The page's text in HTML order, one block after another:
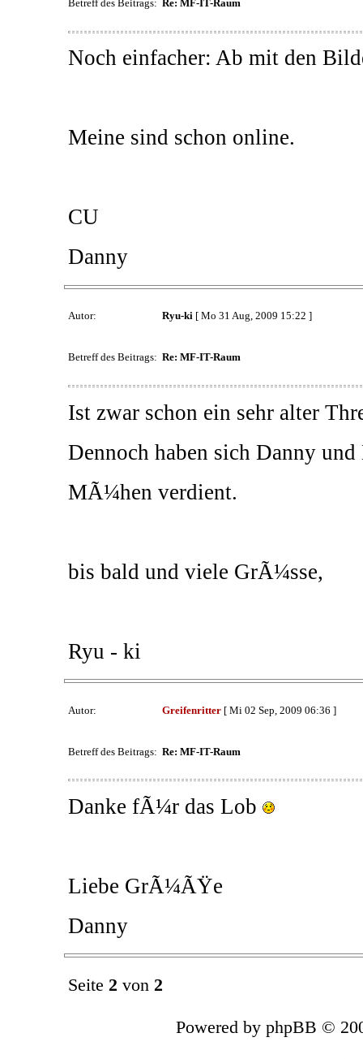
Betreff des Beitrags: Re: MF-IT-Raum
Noch einfacher: Ab mit den
Meine sind schon online.
CU
Danny
Autor: Ryu-ki[ Mo 31 Aug, 2009 15:22 ]
Betreff des Beitrags: Re: MF-IT-Raum
Ist zwar schon ein sehr alter
Dennoch haben sich Danny
MÃ¼hen verdient.
bis bald und viele GrÃ¼sse,
Ryu - ki
Autor: Greifenritter[ Mi 02 Sep, 2009 06:36 ]
Betreff des Beitrags: Re: MF-IT-Raum
Danke fÃ¼r das Lob
Liebe GrÃ¼ÃŸe
Danny
Seite 2 von 2
Powered by phpBB ©